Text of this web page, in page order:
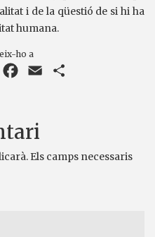
i de la qüestió de si hi ha
humana.
ho a
Facebook
Email
Els camps necessaris